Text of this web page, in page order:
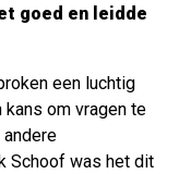
goed en leidde
een luchtig
om vragen te
Schoof was het dit